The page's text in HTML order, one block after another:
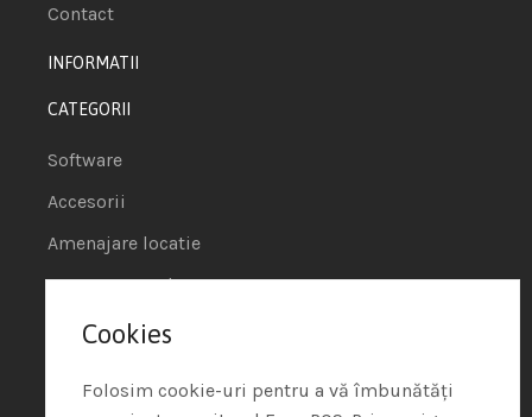
Contact
INFORMATII
CATEGORII
Software
Accesorii
Amenajare locatie
POS - Puncte de vanzare
Termeni si conditii
Politica de Cookie
Cookies
Folosim cookie-uri pentru a vă îmbunătăți